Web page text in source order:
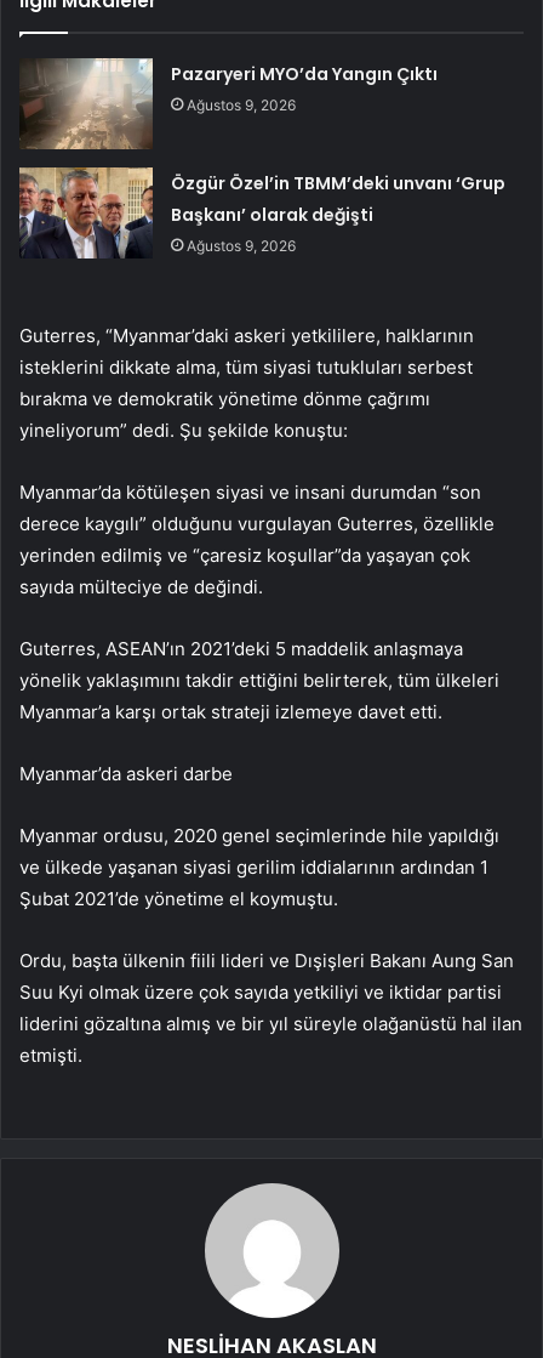
Pazaryeri MYO’da Yangın Çıktı
Ağustos 9, 2026
Özgür Özel’in TBMM’deki unvanı ‘Grup
Başkanı’ olarak değişti
Ağustos 9, 2026
Guterres, “Myanmar’daki askeri yetkililere, halklarının
isteklerini dikkate alma, tüm siyasi tutukluları serbest
bırakma ve demokratik yönetime dönme çağrımı
yineliyorum” dedi. Şu şekilde konuştu:
Myanmar’da kötüleşen siyasi ve insani durumdan “son
derece kaygılı” olduğunu vurgulayan Guterres, özellikle
yerinden edilmiş ve “çaresiz koşullar”da yaşayan çok
sayıda mülteciye de değindi.
Guterres, ASEAN’ın 2021’deki 5 maddelik anlaşmaya
yönelik yaklaşımını takdir ettiğini belirterek, tüm ülkeleri
Myanmar’a karşı ortak strateji izlemeye davet etti.
Myanmar’da askeri darbe
Myanmar ordusu, 2020 genel seçimlerinde hile yapıldığı
ve ülkede yaşanan siyasi gerilim iddialarının ardından 1
Şubat 2021’de yönetime el koymuştu.
Ordu, başta ülkenin fiili lideri ve Dışişleri Bakanı Aung San
Suu Kyi olmak üzere çok sayıda yetkiliyi ve iktidar partisi
liderini gözaltına almış ve bir yıl süreyle olağanüstü hal ilan
etmişti.
NESLİHAN AKASLAN